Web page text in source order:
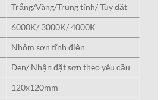
Trắng/Vàng/Trung tính/ Tùy đặt
6000K/ 3000K/ 4000K
Nhôm sơn tĩnh điện
Đen/ Nhận đặt sơn theo yêu cầu
120x120mm